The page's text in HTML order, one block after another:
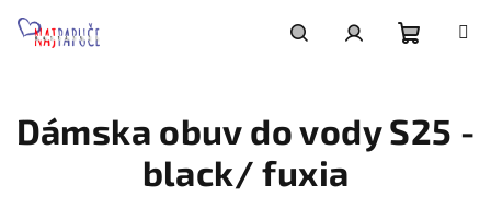
košík
Dámska obuv do vody S25 -
black/ fuxia